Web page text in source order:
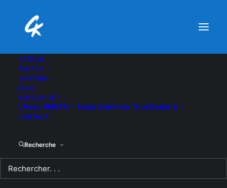
ACCUEIL
TWITCH
YOUTUBE
BLOG
QUI SUIS-JE ?
L’Asso #NSTG – Nous Sommes TousGamers
CONTACT
Recherche